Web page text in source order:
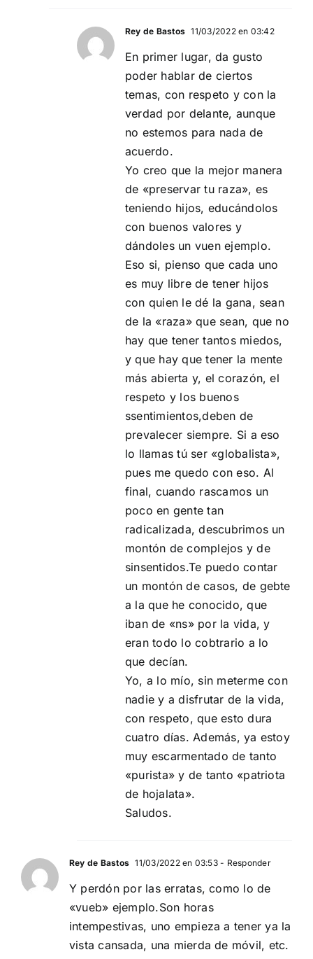
Rey de Bastos 11/03/2022 en 03:42
En primer lugar, da gusto
poder hablar de ciertos
temas, con respeto y con la
verdad por delante, aunque
no estemos para nada de
acuerdo.
Yo creo que la mejor manera
de «preservar tu raza», es
teniendo hijos, educándolos
con buenos valores y
dándoles un vuen ejemplo.
Eso si, pienso que cada uno
es muy libre de tener hijos
con quien le dé la gana, sean
de la «raza» que sean, que no
hay que tener tantos miedos,
y que hay que tener la mente
más abierta y, el corazón, el
respeto y los buenos
ssentimientos,deben de
prevalecer siempre. Si a eso
lo llamas tú ser «globalista»,
pues me quedo con eso. Al
final, cuando rascamos un
poco en gente tan
radicalizada, descubrimos un
montón de complejos y de
sinsentidos.Te puedo contar
un montón de casos, de gebte
a la que he conocido, que
iban de «ns» por la vida, y
eran todo lo cobtrario a lo
que decían.
Yo, a lo mío, sin meterme con
nadie y a disfrutar de la vida,
con respeto, que esto dura
cuatro días. Además, ya estoy
muy escarmentado de tanto
«purista» y de tanto «patriota
de hojalata».
Saludos.
Rey de Bastos 11/03/2022 en 03:53- Responder
Y perdón por las erratas, como lo de
«vueb» ejemplo.Son horas
intempestivas, uno empieza a tener ya la
vista cansada, una mierda de móvil, etc.